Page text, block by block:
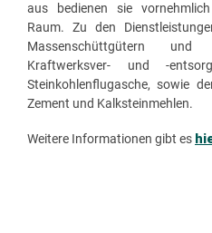
aus bedienen sie
Raum. Zu den
Massenschüttgütern und
Kraftwerksver- und -
Steinkohlenflugasche, sowie
Zement und Kalksteinmehlen.
Weitere Informationen gibt es